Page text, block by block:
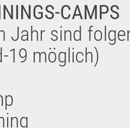
CAMPS
Jahr sind
19 möglich)